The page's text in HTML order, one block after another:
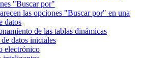
"Buscar por"
las opciones "Buscar por" en una
datos
de las tablas dinámicas
datos iniciales
electrónico